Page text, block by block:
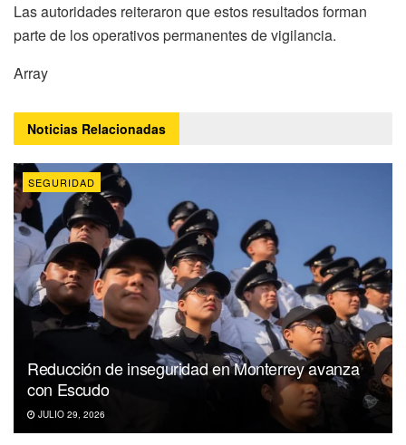
Las autoridades reiteraron que estos resultados forman
parte de los operativos permanentes de vigilancia.
Array
Noticias Relacionadas
SEGURIDAD
Reducción de inseguridad en Monterrey avanza
con Escudo
JULIO 29, 2026